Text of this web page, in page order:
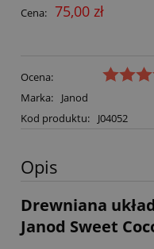
Cena: 75,00 zł
Ocena:
Marka:
Janod
Kod produktu:
J04052
Opis
Drewniana
Janod Sweet